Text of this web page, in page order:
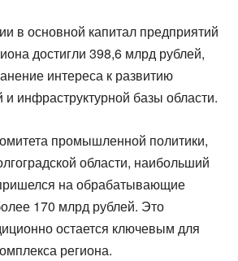
в основной капитал предприятий
достигли 398,6 млрд рублей,
интереса к развитию
и инфраструктурной базы области.
промышленной политики,
области, наибольший
на обрабатывающие
170 млрд рублей. Это
остается ключевым для
региона.